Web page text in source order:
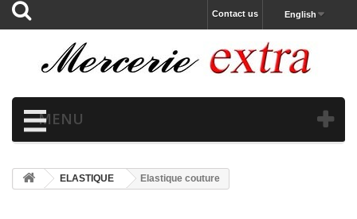
English
Contact us
MENU
ELASTIQUE Elastique couture